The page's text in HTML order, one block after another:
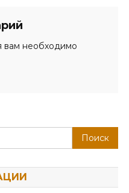
вам необходимо
Поиск